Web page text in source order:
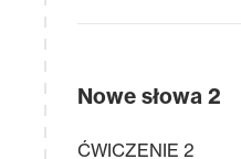
Nowe słowa 2
ĆWICZENIE 2